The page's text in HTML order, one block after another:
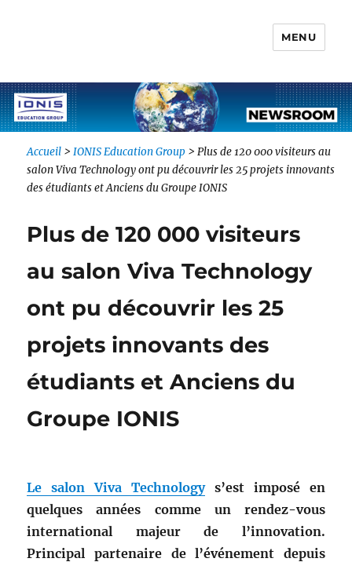
MENU
Accueil >IONIS Education Group >Plus de 120 000 visiteurs au
salon Viva Technology ont pu découvrir les 25 projets innovants
des étudiants et Anciens du Groupe IONIS
Plus de 120 000 visiteurs
au salon Viva Technology
ont pu découvrir les 25
projets innovants des
étudiants et Anciens du
Groupe IONIS
Le salonViva Technology s’est imposé en
quelques années comme un rendez-vous
international majeur de l’innovation.
Principal partenaire de l’événement depuis